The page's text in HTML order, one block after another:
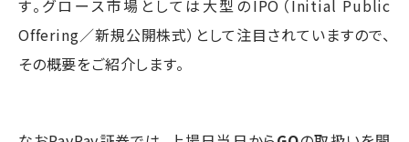
す。グロース市場としては大型のIPO（Initial Public
Offering／新規公開株式）として注目されていますので、
その概要をご紹介します。